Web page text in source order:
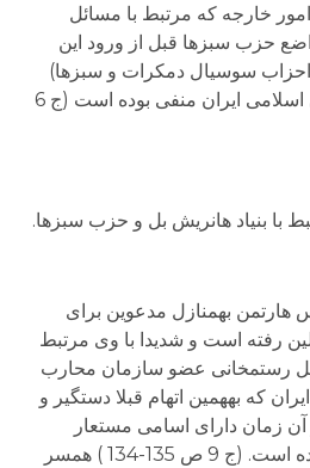
خارجه که مرتبط با مسائل
حزب سبزها قبل از ورود این
سوسیال دمکرات و سبزها)
همواره نسبت به جمهوری اسلامی ایران منفی بوده است (ج 6
هارتمن به­منازل مدعوین برای
رفته است و شدیدا با وی مرتبط
رستم­خانی عضو سازمان محارب
که به­همین اتهام قبلا دستگیر و
زمان دارای اسامی مستعار
سهیل، مهربان سمیعی بوده است. (ج 9 ص 135-134 ) همسر